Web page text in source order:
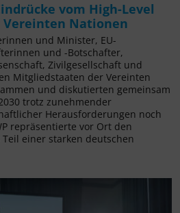
vom High-Level
Nationen
und Minister, EU-
und -Botschafter,
Zivilgesellschaft und
Mitgliedstaaten der Vereinten
und diskutierten gemeinsam
trotz zunehmender
Herausforderungen noch
repräsentierte vor Ort den
einer starken deutschen